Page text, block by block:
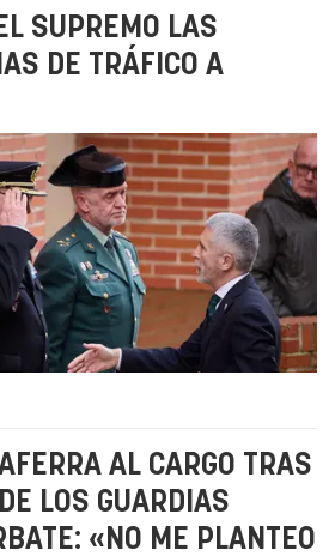
SUPREMO LAS
DE TRÁFICO A
AL CARGO TRAS
LOS GUARDIAS
«NO ME PLANTEO